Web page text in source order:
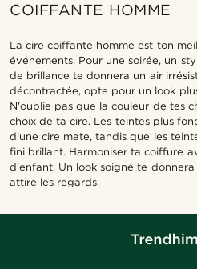
COIFFANTE HOMME
La cire coiffante homme est ton
événements. Pour une soirée, un
de brillance te donnera un air
décontractée, opte pour un look
N'oublie pas que la couleur de tes
choix de ta cire. Les teintes plus
d'une cire mate, tandis que les
fini brillant. Harmoniser ta coiffure
d'enfant. Un look soigné te
attire les regards.